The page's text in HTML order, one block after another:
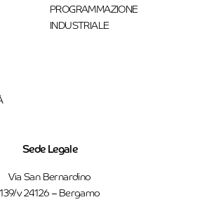
PROGRAMMAZIONE
INDUSTRIALE
Sede Legale
Via San Bernardino
139/v 24126 – Bergamo